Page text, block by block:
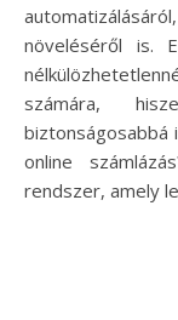
növeléséről is.
számára,
biztonságosabbá
online
rendszer, amely